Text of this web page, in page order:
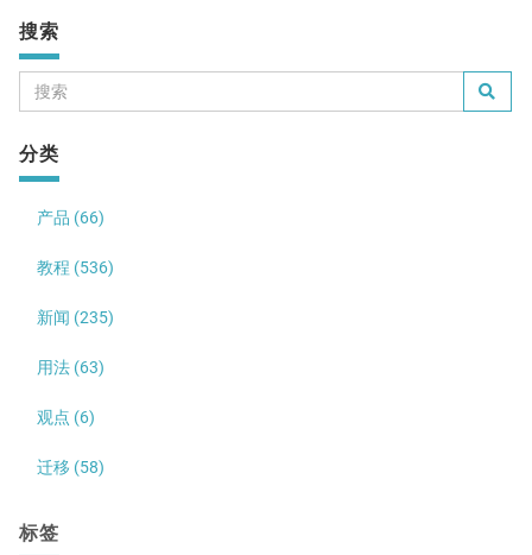
搜索
分类
产品 (66)
教程 (536)
新闻 (235)
用法 (63)
观点 (6)
迁移 (58)
标签